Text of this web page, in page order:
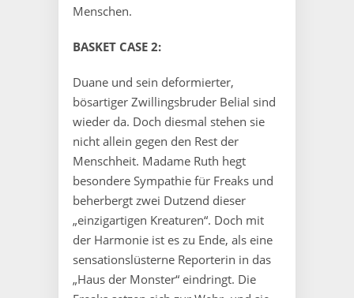
Menschen.
BASKET CASE 2:
Duane und sein deformierter,
bösartiger Zwillingsbruder Belial sind
wieder da. Doch diesmal stehen sie
nicht allein gegen den Rest der
Menschheit. Madame Ruth hegt
besondere Sympathie für Freaks und
beherbergt zwei Dutzend dieser
„einzigartigen Kreaturen“. Doch mit
der Harmonie ist es zu Ende, als eine
sensationslüsterne Reporterin in das
„Haus der Monster“ eindringt. Die